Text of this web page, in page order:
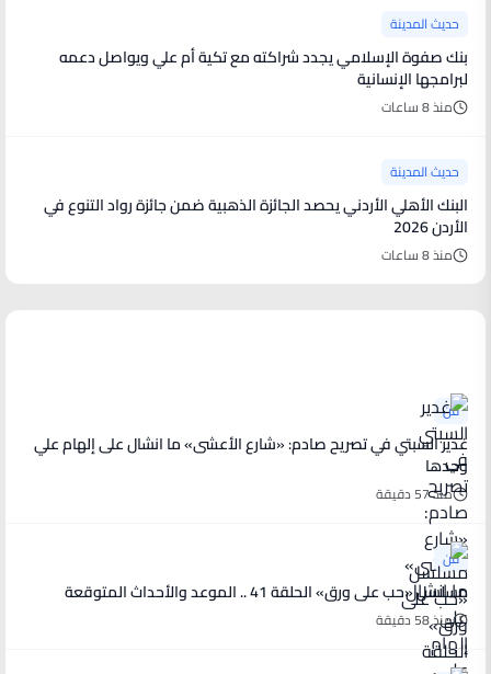
حديث المدينة
بنك صفوة الإسلامي يجدد شراكته مع تكية أم علي ويواصل دعمه
لبرامجها الإنسانية
منذ 8 ساعات
حديث المدينة
البنك الأهلي الأردني يحصد الجائزة الذهبية ضمن جائزة رواد التنوع في
الأردن 2026
منذ 8 ساعات
فن
غدير السبتي في تصريح صادم: «شارع الأعشى» ما انشال على إلهام علي
وحدها
منذ 57 دقيقة
فن
مسلسل «حب على ورق» الحلقة 41 .. الموعد والأحداث المتوقعة
منذ 58 دقيقة